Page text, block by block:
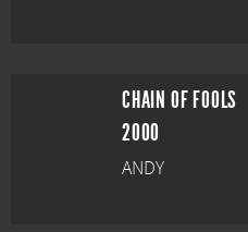
CHAIN OF FOOLS
2000
ANDY